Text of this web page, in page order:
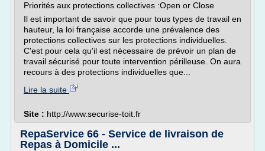
Priorités aux protections collectives :Open or Close
Il est important de savoir que pour tous types de travail en
hauteur, la loi française accorde une prévalence des
protections collectives sur les protections individuelles.
C'est pour cela qu'il est nécessaire de prévoir un plan de
travail sécurisé pour toute intervention périlleuse. On aura
recours à des protections individuelles que...
Lire la suite
Site : http://www.securise-toit.fr
RepaService 66 - Service de livraison de
Repas à Domicile ...